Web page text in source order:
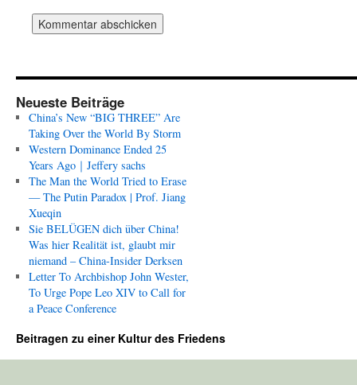
Neueste Beiträge
China’s New “BIG THREE” Are
Taking Over the World By Storm
Western Dominance Ended 25
Years Ago｜Jeffery sachs
The Man the World Tried to Erase
— The Putin Paradox | Prof. Jiang
Xueqin
Sie BELÜGEN dich über China!
Was hier Realität ist, glaubt mir
niemand – China-Insider Derksen
Letter To Archbishop John Wester,
To Urge Pope Leo XIV to Call for
a Peace Conference
Beitragen zu einer Kultur des Friedens